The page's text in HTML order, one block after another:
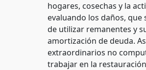
hogares, cosechas y la
evaluando los daños,
de utilizar remanentes y
amortización de deuda.
extraordinarios no
trabajar en la